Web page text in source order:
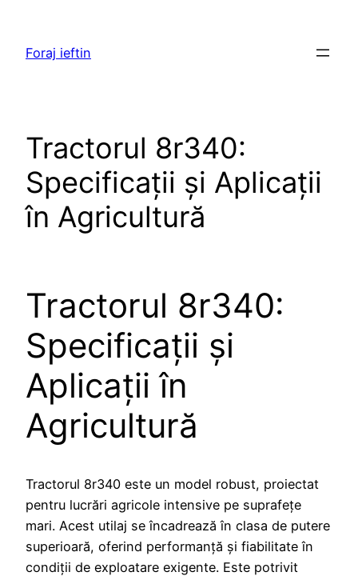
content
Foraj ieftin
Tractorul 8r340:
Specificații și Aplicații
în Agricultură
Tractorul 8r340:
Specificații și
Aplicații în
Agricultură
Tractorul 8r340 este un model robust, proiectat
pentru lucrări agricole intensive pe suprafețe
mari. Acest utilaj se încadrează în clasa de putere
superioară, oferind performanță și fiabilitate în
condiții de exploatare exigente. Este potrivit